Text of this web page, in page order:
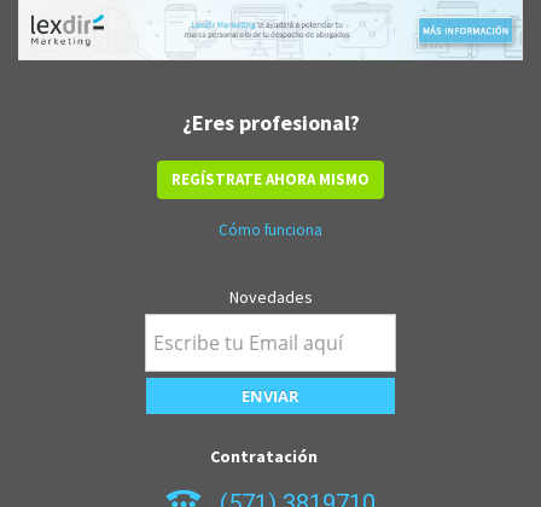
¿Eres profesional?
REGÍSTRATE AHORA MISMO
Cómo funciona
Novedades
Contratación